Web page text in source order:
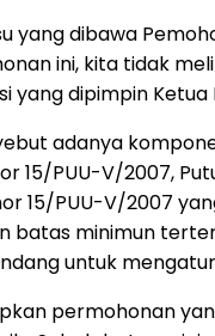
yang dibawa
ini, kita tidak
yang dipimpin
adanya
15/PUU-V/2007,
15/PUU-V/2007
batas minimun
untuk
permohonan